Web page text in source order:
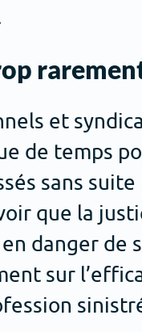
et
de temps
sans
que la
danger de
sur